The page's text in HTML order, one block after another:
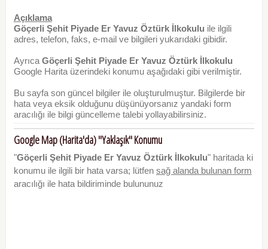
Açıklama
Göçerli Şehit Piyade Er Yavuz Öztürk İlkokulu ile ilgili
adres, telefon, faks, e-mail ve bilgileri yukarıdaki gibidir.
AyrıcaGöçerli Şehit Piyade Er Yavuz Öztürk İlkokulu
Google Harita üzerindeki konumu aşağıdaki gibi verilmiştir.
Bu sayfa son güncel bilgiler ile oluşturulmuştur. Bilgilerde bir
hata veya eksik olduğunu düşünüyorsanız yandaki form
aracılığı ile bilgi güncelleme talebi yollayabilirsiniz.
Google Map (Harita'da) "Yaklaşık" Konumu
"Göçerli Şehit Piyade Er Yavuz Öztürk İlkokulu" haritada ki
konumu ile ilgili bir hata varsa; lütfen sağ alanda bulunan form
aracılığı ile hata bildiriminde bulununuz